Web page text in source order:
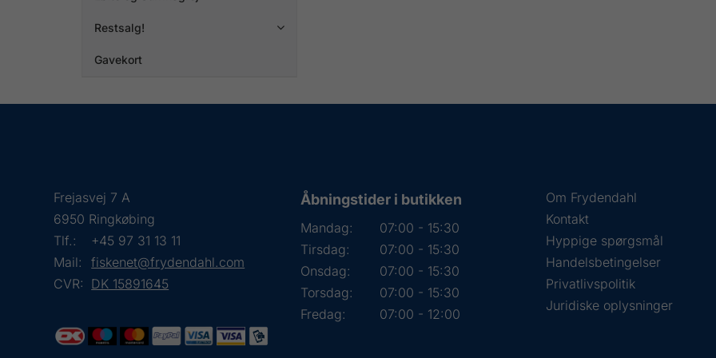
Restsalg! 
Gavekort
Frejasvej 7 A
6950 Ringkøbing
Tlf.:
+45 97 31 13 11
Mail:
fiskenet@frydendahl.com
CVR: DK 15891645
Åbningstider i butikken
Mandag:
07:00 - 15:30
Tirsdag:
07:00 - 15:30
Onsdag:
07:00 - 15:30
Torsdag:
07:00 - 15:30
Fredag:
07:00 - 12:00
Om Frydendahl
Kontakt
Hyppige spørgsmål
Handelsbetingelser
Privatlivspolitik
Juridiske oplysninger